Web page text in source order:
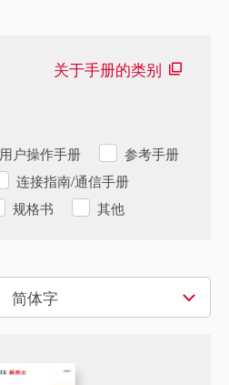
关于手册的类别
用户操作手册
参考手册
连接指南/通信手册
规格书 其他
简体字